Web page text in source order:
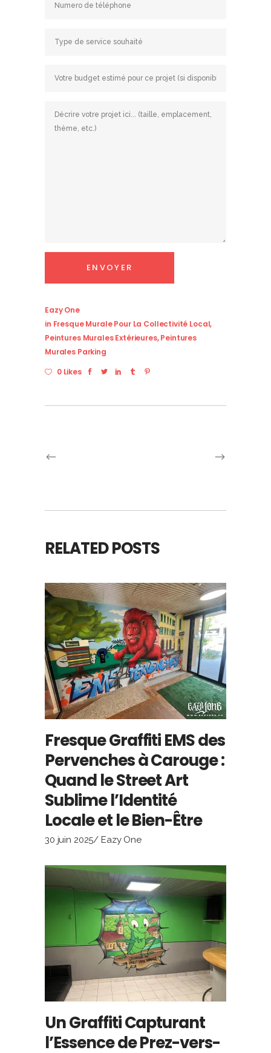
Eazy One
in Fresque Murale Pour La Collectivité Local,
Peintures Murales Extérieures,Peintures
Murales Parking
0 Likes
RELATED POSTS
Fresque Graffiti EMS des
Pervenches à Carouge :
Quand le Street Art
Sublime l’Identité
Locale et le Bien-Être
30 juin 2025 Eazy One
Un Graffiti Capturant
l’Essence de Prez-vers-